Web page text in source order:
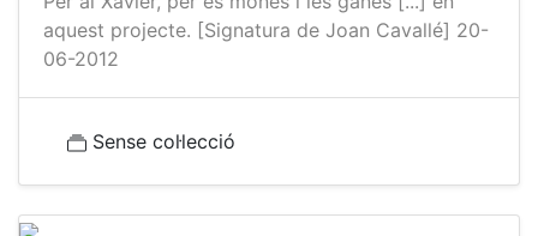
aquest projecte. [Signatura de Joan Cavallé] 20-
06-2012
Sense col·lecció